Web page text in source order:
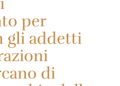
per
gli addetti
di